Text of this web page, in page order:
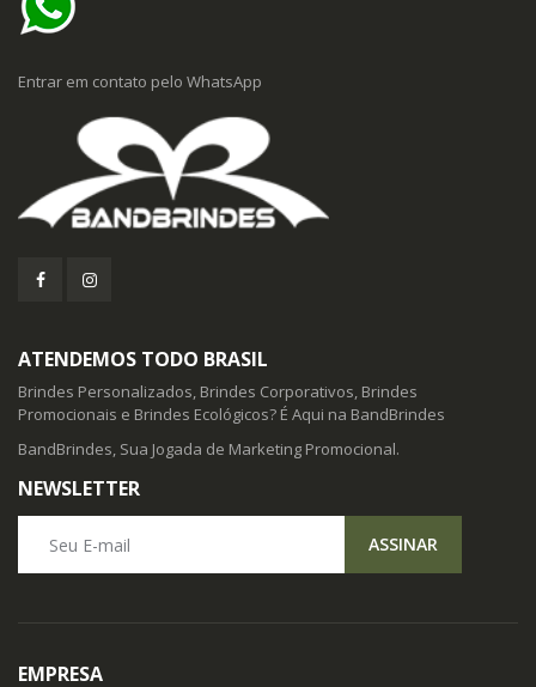
Entrar em contato pelo WhatsApp
ATENDEMOS TODO BRASIL
Brindes Personalizados, Brindes Corporativos, Brindes
Promocionais e Brindes Ecológicos? É Aqui na BandBrindes
BandBrindes, Sua Jogada de Marketing Promocional.
NEWSLETTER
ASSINAR
EMPRESA